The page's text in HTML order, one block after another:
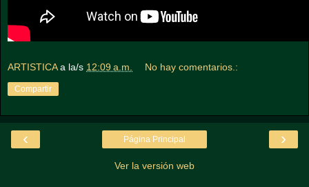
ARTISTICA a la/s 12:09 a.m. No hay comentarios.:
Compartir
‹ ›
Página Principal
Ver la versión web